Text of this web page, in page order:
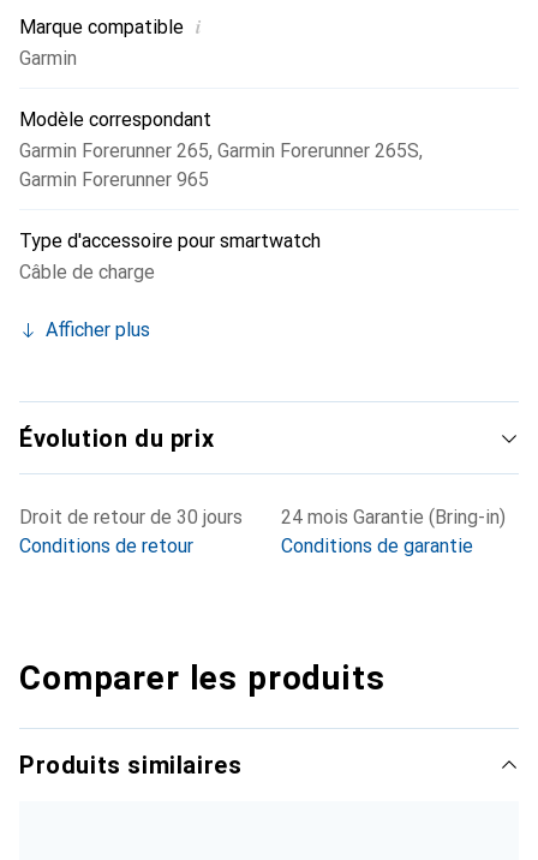
Marque compatible i
Garmin
Modèle correspondant
Garmin Forerunner 265, Garmin Forerunner 265S,
Garmin Forerunner 965
Type d'accessoire pour smartwatch
Câble de charge
Afficher plus
Évolution du prix
Droit de retour de 30 jours
Conditions de retour
24 mois Garantie (Bring-in)
Conditions de garantie
Comparer les produits
Produits similaires